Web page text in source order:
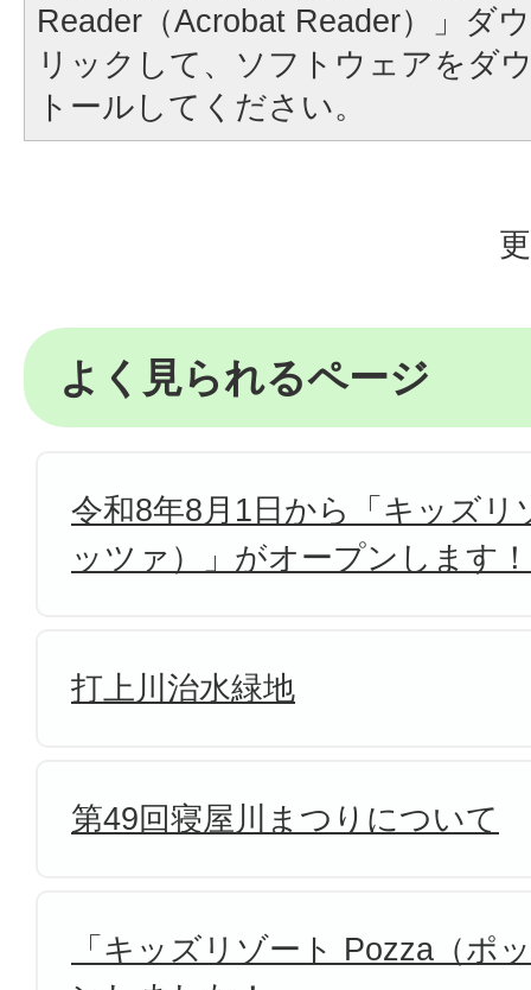
Reader（Acrobat Reader）」ダ
リックして、ソフトウェアをダ
トールしてください。
よく見られるページ
令和8年8月1日から「キッズリ
ッツァ）」がオープンします！
打上川治水緑地
第49回寝屋川まつりについて
「キッズリゾート Pozza（ポ